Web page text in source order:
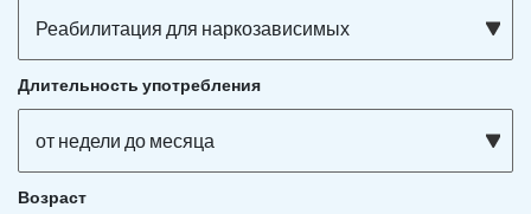
Реабилитация для наркозависимых
Длительность употребления
от недели до месяца
Возраст